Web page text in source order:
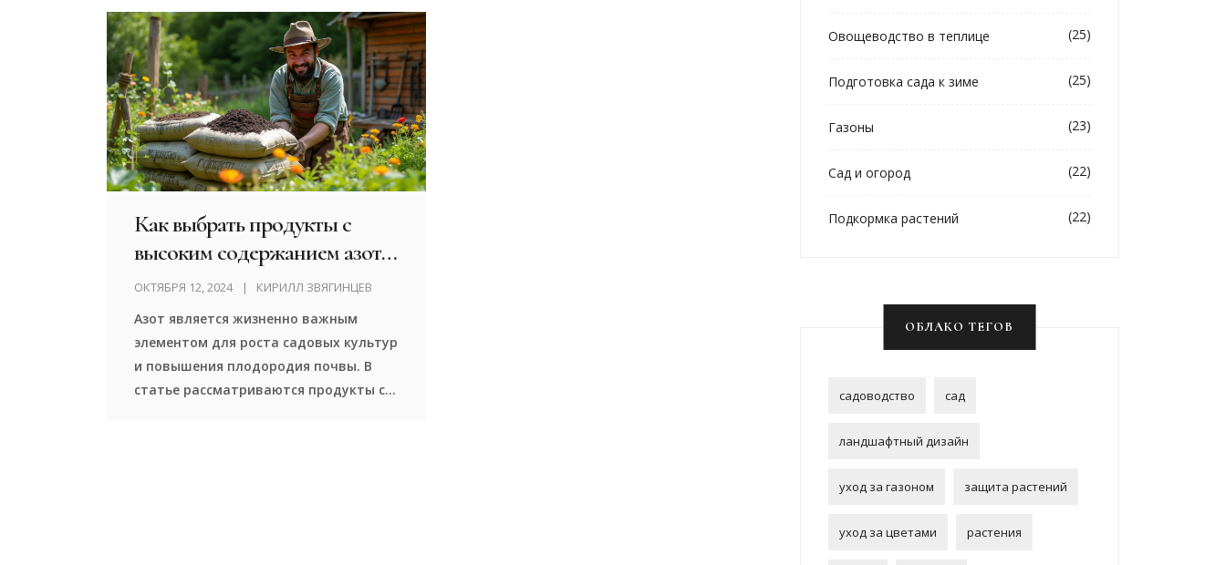
Как выбрать продукты с
высоким содержанием азота
для подкормки сада
ОКТЯБРЯ 12, 2024 КИРИЛЛ ЗВЯГИНЦЕВ
Азот является жизненно важным
элементом для роста садовых культур
и повышения плодородия почвы. В
статье рассматриваются продукты с
Овощеводство в теплице (25)
Подготовка сада к зиме (25)
Газоны (23)
Сад и огород (22)
Подкормка растений (22)
ОБЛАКО ТЕГОВ
садоводство сад
ландшафтный дизайн
уход за газоном защита растений
уход за цветами растения